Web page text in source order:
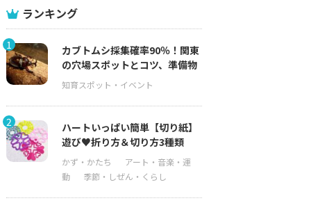
ランキング
1
カブトムシ採集確率90％！関東
の穴場スポットとコツ、準備物
2
ハートいっぱい簡単【切り紙】
遊び♥折り方＆切り方3種類